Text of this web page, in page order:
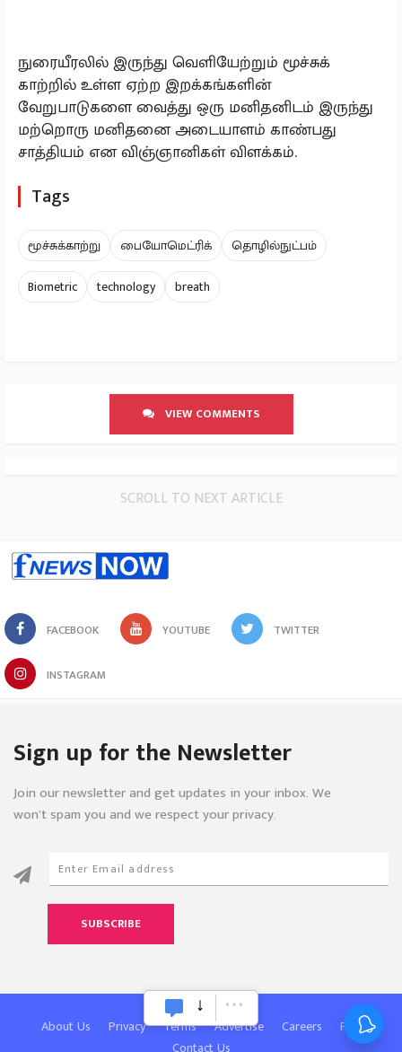
நுரையீரலில் இருந்து வெளியேற்றும் மூச்சுக்
காற்றில் உள்ள ஏற்ற இறக்கங்களின்
வேறுபாடுகளை வைத்து ஒரு மனிதனிடம் இருந்து
மற்றொரு மனிதனை அடையாளம் காண்பது
சாத்தியம் என விஞ்ஞானிகள் விளக்கம்.
Tags
மூச்சுக்காற்று பையோமெட்ரிக்
தொழில்நுட்பம்
Biometric
technology breath
VIEW COMMENTS
SCROLL TO NEXT ARTICLE
FACEBOOK YOUTUBE TWITTER
INSTAGRAM
Sign up for the Newsletter
Join our newsletter and get updates in your inbox. We
won’t spam you and we respect your privacy.
SUBSCRIBE
About Us Privacy Terms Advertise Careers
FAQ